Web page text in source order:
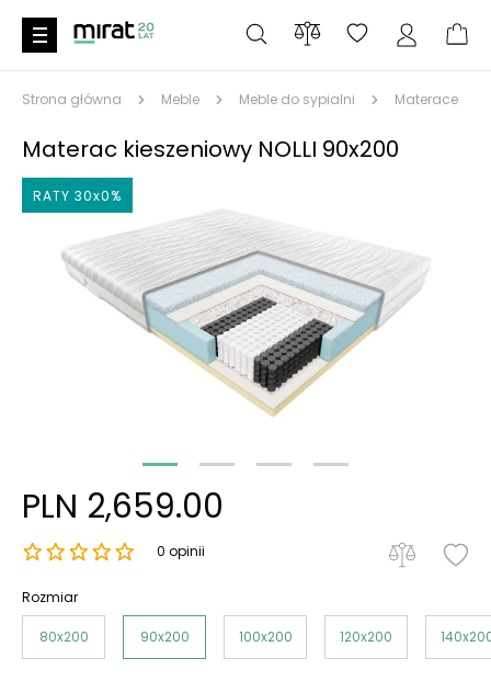
Strona główna Meble Meble do sypialni Materace
Materac kieszeniowy NOLLI 90x200
RATY 30x0%
PLN 2,659.00
0 opinii
Rozmiar
80x200 90x200 100x200 120x200